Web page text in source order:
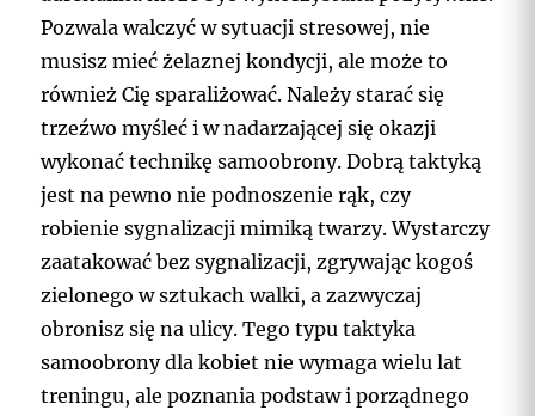
Pozwala walczyć w sytuacji stresowej, nie
musisz mieć żelaznej kondycji, ale może to
również Cię sparaliżować. Należy starać się
trzeźwo myśleć i w nadarzającej się okazji
wykonać technikę samoobrony. Dobrą taktyką
jest na pewno nie podnoszenie rąk, czy
robienie sygnalizacji mimiką twarzy. Wystarczy
zaatakować bez sygnalizacji, zgrywając kogoś
zielonego w sztukach walki, a zazwyczaj
obronisz się na ulicy. Tego typu taktyka
samoobrony dla kobiet nie wymaga wielu lat
treningu, ale poznania podstaw i porządnego